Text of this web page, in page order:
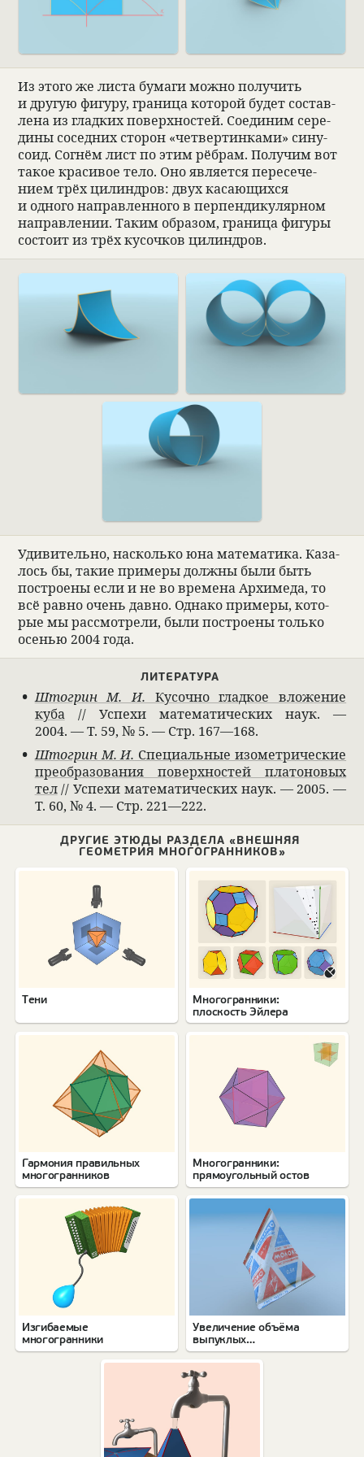
Из этого же листа бумаги можно полу­чить
и другую фигуру, гра­ница кото­рой будет состав­
лена из глад­ких поверх­но­стей. Соеди­ним сере­
дины сосед­них сто­рон «чет­вер­тин­ками» сину­
соид. Согнём лист по этим рёб­рам. Полу­чим вот
такое кра­си­вое тело. Оно явля­ется пере­се­че­
нием трёх цилин­дров: двух касающихся
и одного направ­лен­ного в перпен­ди­ку­ляр­ном
направ­ле­нии. Таким обра­зом, гра­ница фигуры
состоит из трёх кусоч­ков цилин­дров.
Уди­ви­тельно, насколько юна матема­тика. Каза­
лось бы, такие при­меры должны были быть
постро­ены если и не во времена Архимеда, то
всё равно очень давно. Однако при­меры, кото­
рые мы рас­смот­рели, были постро­ены только
осе­нью 2004 года.
ЛИТЕ­РА­ТУРА
Штогрин М. И. Кусочно глад­кое вложе­ние
куба// Успехи матема­ти­че­ских наук. —
2004. — Т. 59, № 5. — Стр. 167—168.
Штогрин М. И. Спе­ци­аль­ные изо­мет­ри­че­ские
пре­об­ра­зо­ва­ния поверх­но­стей пла­то­но­вых
тел// Успехи матема­ти­че­ских наук. — 2005. —
Т. 60, № 4. — Стр. 221—222.
ДРУГИЕ ЭТЮДЫ РАЗДЕЛА «ВНЕШНЯЯ
ГЕОМЕТРИЯ МНОГОГРАННИКОВ»
Тени
Многогранники:
плоскость Эйлера
Гармония правильных
многогранников
Многогранники:
прямоугольный остов
Изгибаемые
многогранники
Увеличение объёма
выпуклых
многогранников